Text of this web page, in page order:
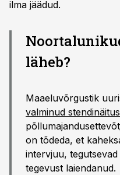
ilma jäädud.
läheb?
Maaeluvõrgustik
valminud
on tõdeda, et
intervjuu,
tegevust